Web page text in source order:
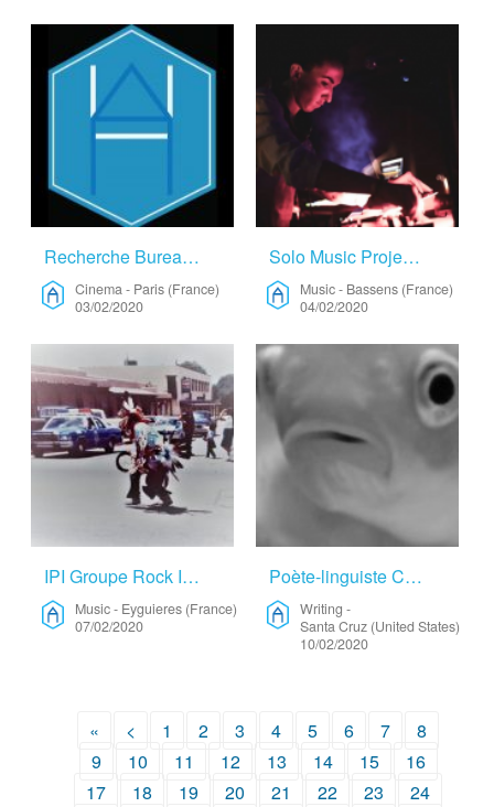
Recherche Bureau Pour Montage De Long-Métrage – L’Étoile Bleue – Cinema
Cinema- Paris (France)
03/02/2020
Solo Music Project – Slam And Loop – Music
Music- Bassens (France)
04/02/2020
IPI Groupe Rock Independant Recherche Lieu Pour Residence En Milieu Rural – Music
Music- Eyguieres (France)
07/02/2020
Poète-linguiste Californienne à La Recherche D’une Résidence – Writing
Writing -
Santa Cruz (United States)
10/02/2020
« < 1 2 3 4 5 6 7
8
9
10 11 12 13 14 15
16
17
18 19 20 21 22 23
24